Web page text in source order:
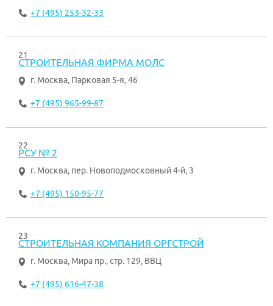
+7 (495) 253-32-33
21
СТРОИТЕЛЬНАЯ ФИРМА МОЛС
г. Москва, Парковая 5-я, 46
+7 (495) 965-99-87
22
РСУ № 2
г. Москва, пер. Новоподмосковный 4-й, 3
+7 (495) 150-95-77
23
СТРОИТЕЛЬНАЯ КОМПАНИЯ ОРГСТРОЙ
г. Москва, Мира пр., стр. 129, ВВЦ
+7 (495) 616-47-38